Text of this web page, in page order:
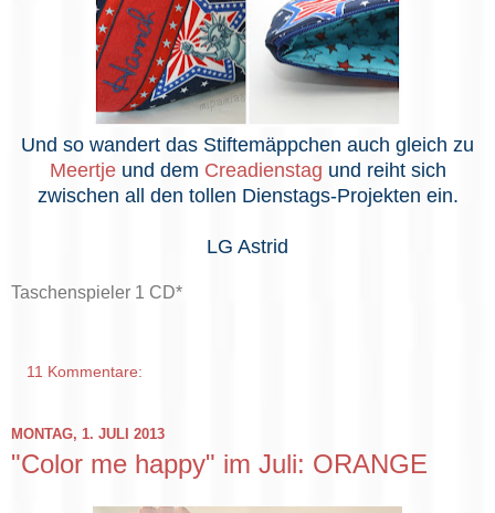
Und so wandert das Stiftemäppchen auch gleich zu
Meertjeund dem Creadienstag und reiht sich
zwischen all den tollen Dienstags-Projekten ein.
LG Astrid
Taschenspieler 1 CD*
11 Kommentare:
MONTAG, 1. JULI 2013
"Color me happy" im Juli: ORANGE